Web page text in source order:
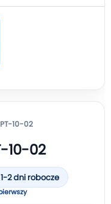
10-02
10-02
2 dni robocze